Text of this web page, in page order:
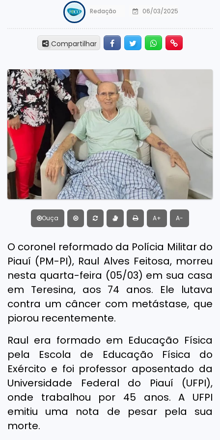
Redação 06/03/2025
Compartilhar FacebookTwitter Whatsapp
Ouça A+ A-
O coronel reformado da Polícia Militar do
Piauí (PM-PI), Raul Alves Feitosa, morreu
nesta quarta-feira (05/03) em sua casa
em Teresina, aos 74 anos. Ele lutava
contra um câncer com metástase, que
piorou recentemente.
Raul era formado em Educação Física
pela Escola de Educação Física do
Exército e foi professor aposentado da
Universidade Federal do Piauí (UFPI),
onde trabalhou por 45 anos. A UFPI
emitiu uma nota de pesar pela sua
morte.